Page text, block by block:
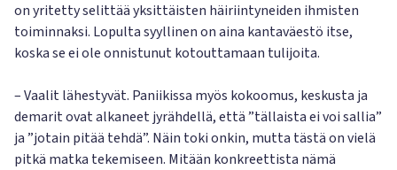
on yritetty selittää yksittäisten häiriintyneiden ihmisten
toiminnaksi. Lopulta syyllinen on aina kantaväestö itse,
koska se ei ole onnistunut kotouttamaan tulijoita.
– Vaalit lähestyvät. Paniikissa myös kokoomus, keskusta ja
demarit ovat alkaneet jyrähdellä, että ”tällaista ei voi sallia”
ja ”jotain pitää tehdä”. Näin toki onkin, mutta tästä on vielä
pitkä matka tekemiseen. Mitään konkreettista nämä